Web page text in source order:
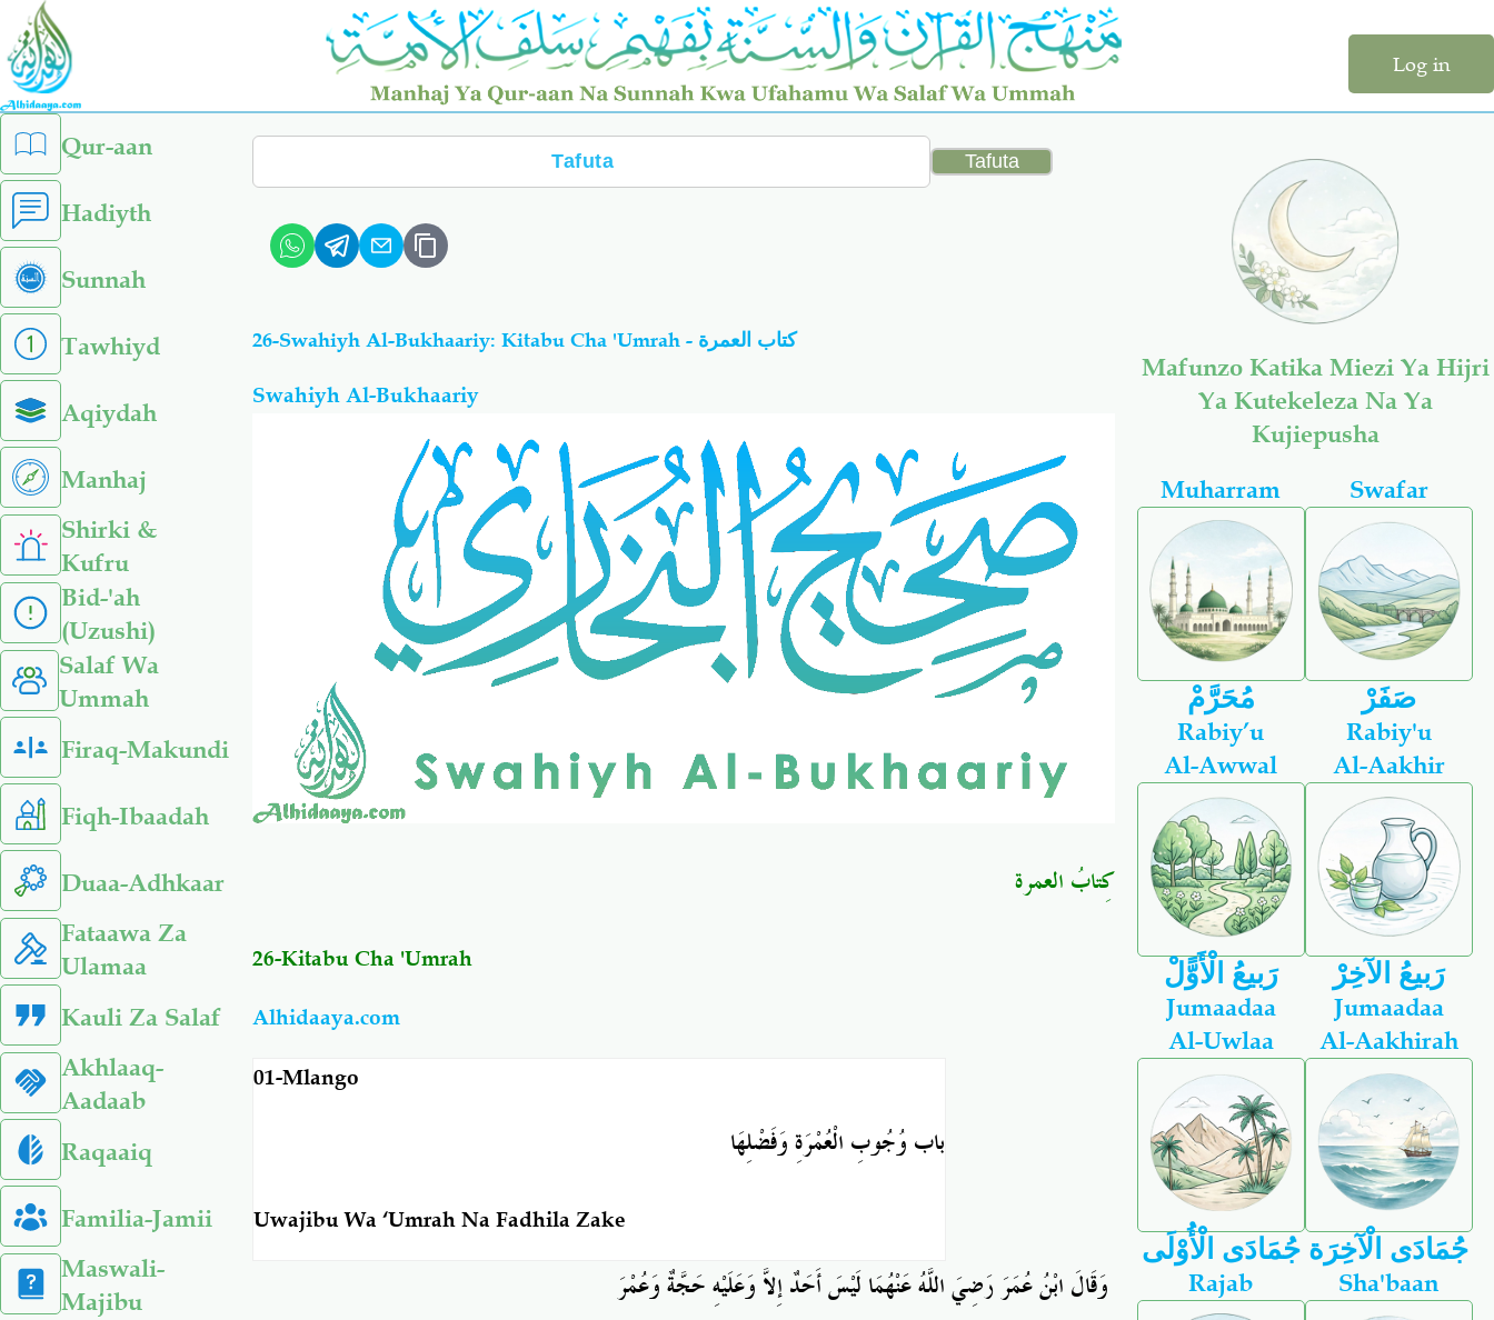
Skip
main
content
Log in
left
sidebar
menu
Qur-aan
Hadiyth
Sunnah
Tawhiyd
Aqiydah
Manhaj
Shirki &
Kufru
Bid-'ah
(Uzushi)
Salaf Wa
Ummah
Firaq-Makundi
Fiqh-Ibaadah
Duaa-Adhkaar
Fataawa Za
Ulamaa
Kauli Za Salaf
Akhlaaq-
Aadaab
Raqaaiq
Familia-Jamii
Maswali-
Majibu
Search
26-Swahiyh Al-Bukhaariy: Kitabu Cha 'Umrah - كتاب العمرة
Swahiyh Al-Bukhaariy
كِتابُ العمرة
26-Kitabu Cha 'Umrah
Alhidaaya.com
01-Mlango
باب وُجُوبِ الْعُمْرَةِ وَفَضْلِهَا
Uwajibu Wa ‘Umrah Na Fadhila Zake
وَقَالَ ابْنُ عُمَرَ رَضِيَ اللَّهُ عَنْهُمَا لَيْسَ أَحَدٌ إِلاَّ وَعَلَيْهِ حَجَّةٌ وَعُمْرَ
Mafunzo Katika Miezi Ya Hijri
Ya Kutekeleza Na Ya
Kujiepusha
Muharram
مُحَرَّمْ
Swafar
صَفَرْ
Rabiy’u
Al-Awwal
رَبيعُ الْأَوًّلْ
Rabiy'u
Al-Aakhir
رَبيعُ الآخِرْ
Jumaadaa
Al-Uwlaa
جُمَادَى الْأُوْلَى
Jumaadaa
Al-Aakhirah
جُمَادَى الْآخِرَة
Rajab Sha'baan